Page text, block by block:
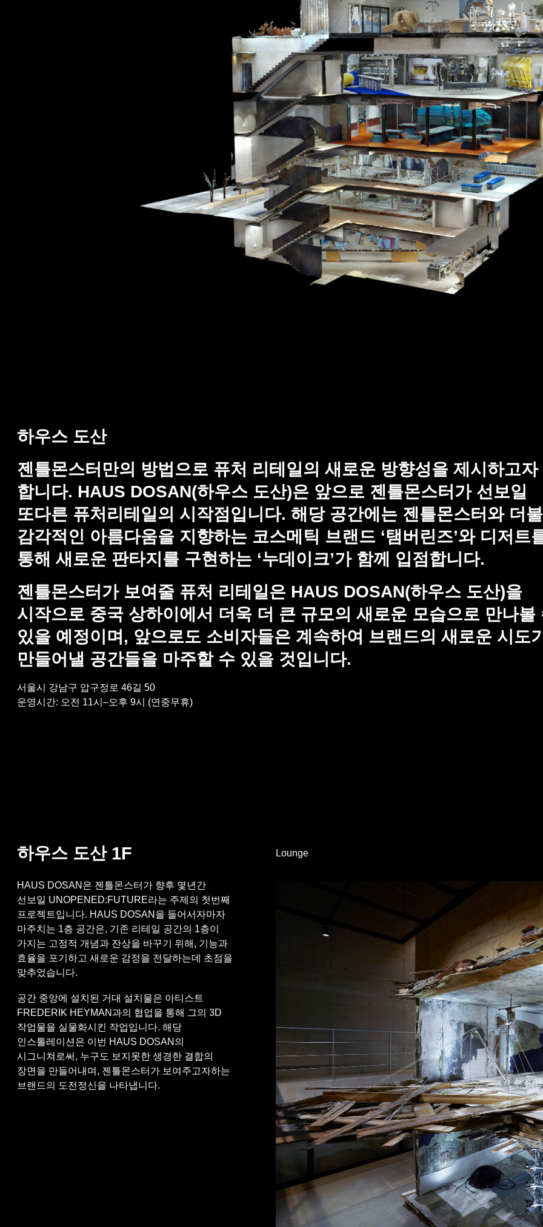
하우스 도산
젠틀몬스터만의 방법으로 퓨처 리테일의 새로운 방향성을 제시하고자
합니다. HAUS DOSAN(하우스 도산)은 앞으로 젠틀몬스터가 선보일
또다른 퓨처리테일의 시작점입니다. 해당 공간에는 젠틀몬스터와 더
감각적인 아름다움을 지향하는 코스메틱 브랜드 ‘탬버린즈’와 디저트
통해 새로운 판타지를 구현하는 ‘누데이크’가 함께 입점합니다.
젠틀몬스터가 보여줄 퓨처 리테일은 HAUS DOSAN(하우스 도산)을
시작으로 중국 상하이에서 더욱 더 큰 규모의 새로운 모습으로 만나볼
있을 예정이며, 앞으로도 소비자들은 계속하여 브랜드의 새로운 시도
만들어낼 공간들을 마주할 수 있을 것입니다.
서울시 강남구 압구정로 46길 50
운영시간: 오전 11시–오후 9시 (연중무휴)
HAUS DOSAN은 젠틀몬스터가 향후 몇년간
선보일 UNOPENED:FUTURE라는 주제의 첫번째
프로젝트입니다. HAUS DOSAN을 들어서자마자
마주치는 1층 공간은, 기존 리테일 공간의 1층이
가지는 고정적 개념과 잔상을 바꾸기 위해, 기능과
효율을 포기하고 새로운 감정을 전달하는데 초점을
맞추었습니다.
공간 중앙에 설치된 거대 설치물은 아티스트
FREDERIK HEYMAN과의 협업을 통해 그의 3D
작업물을 실물화시킨 작업입니다. 해당
인스톨레이션은 이번 HAUS DOSAN의
시그니쳐로써, 누구도 보지못한 생경한 결합의
장면을 만들어내며, 젠틀몬스터가 보여주고자하는
브랜드의 도전정신을 나타냅니다.
하우스 도산 1F Lounge